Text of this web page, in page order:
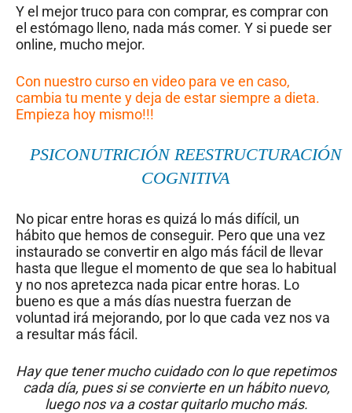
Y el mejor truco para con comprar, es comprar con
el estómago lleno, nada más comer. Y si puede ser
online, mucho mejor.
Con nuestro curso en video para ve en caso,
cambia tu mente y deja de estar siempre a dieta.
Empieza hoy mismo!!!
PSICONUTRICIÓN REESTRUCTURACIÓN
COGNITIVA
No picar entre horas es quizá lo más difícil, un
hábito que hemos de conseguir. Pero que una vez
instaurado se convertir en algo más fácil de llevar
hasta que llegue el momento de que sea lo habitual
y no nos apretezca nada picar entre horas. Lo
bueno es que a más días nuestra fuerzan de
voluntad irá mejorando, por lo que cada vez nos va
a resultar más fácil.
Hay que tener mucho cuidado con lo que repetimos
cada día, pues si se convierte en un hábito nuevo,
luego nos va a costar quitarlo mucho más.